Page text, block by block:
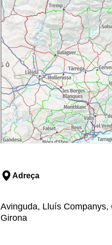
Adreça
Avinguda, Lluís
Girona